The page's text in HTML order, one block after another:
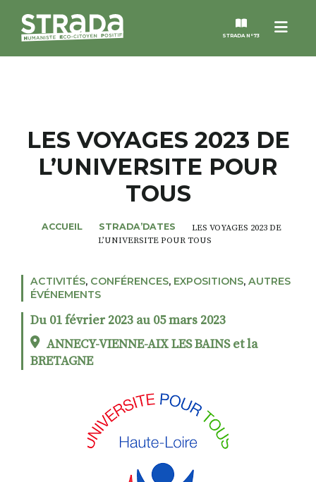
Menu
STRADA N°73
MAGAZINES
NOS THÈMES
ROSÉE DE MAI
FACEBOOKINSTAGRAM
LINKEDINYOUTUBE
LES VOYAGES 2023 DE
L’UNIVERSITE POUR
TOUS
ACCUEIL STRADA’DATES
LES VOYAGES 2023 DE
L’UNIVERSITE POUR TOUS
ACTIVITÉS, CONFÉRENCES, EXPOSITIONS, AUTRES
ÉVÉNEMENTS
Du 01 février 2023 au 05 mars 2023
ANNECY-VIENNE-AIX LES BAINS et la
BRETAGNE